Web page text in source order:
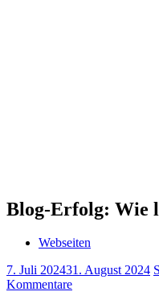
Blog-Erfolg: Wie
Webseiten
7. Juli 202431. August 2024
Kommentare